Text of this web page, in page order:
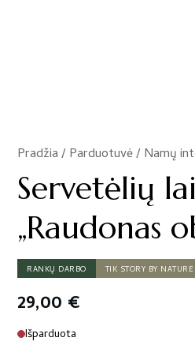
Pradžia/Parduotuvė/Namų
/
Servetėlių
„Raudonas
RANKŲ DARBO TIK STORY BY NATURE
29,00 €
Išparduota